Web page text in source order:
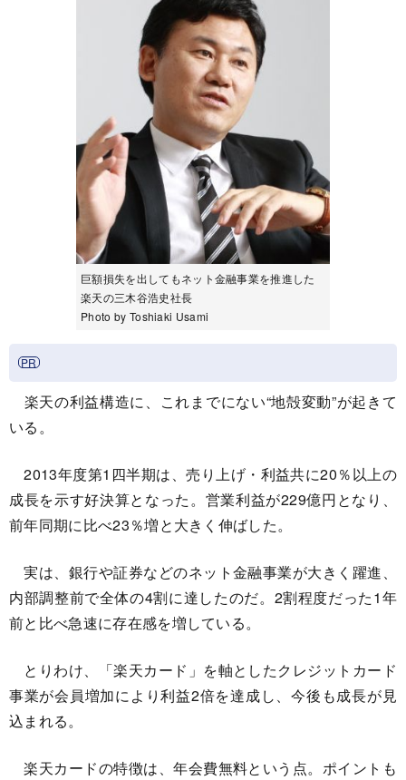
巨額損失を出してもネット金融事業を推進した
楽天の三木谷浩史社長
Photo by Toshiaki Usami
楽天の利益構造に、これまでにない“地殻変動”が起きて
いる。
2013年度第1四半期は、売り上げ・利益共に20％以上の
成長を示す好決算となった。営業利益が229億円となり、
前年同期に比べ23％増と大きく伸ばした。
実は、銀行や証券などのネット金融事業が大きく躍進、
内部調整前で全体の4割に達したのだ。2割程度だった1年
前と比べ急速に存在感を増している。
とりわけ、「楽天カード」を軸としたクレジットカード
事業が会員増加により利益2倍を達成し、今後も成長が見
込まれる。
楽天カードの特徴は、年会費無料という点。ポイントも